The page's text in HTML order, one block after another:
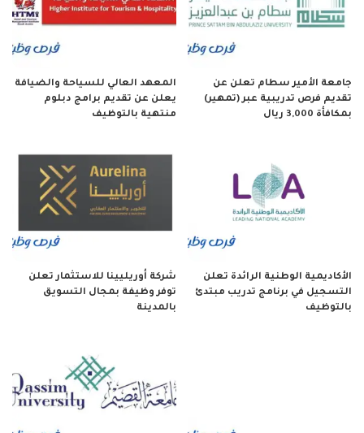
جامعة الأمير سطام تعلن عن
تقديم فرص تدريبية عبر (تمهير)
بمكافأة 3,000 ريال
المعهد العالي للسياحة والضيافة
يعلن عن تقديم برامج دبلوم
منتهية بالتوظيف
الأكاديمية الوطنية الرائدة تعلن
التسجيل في برنامج تدريب مبتدئ
بالتوظيف
شركة أوريليينا للاستثمار تعلن
توفر وظيفة بمجال التسويق
بالمدينة